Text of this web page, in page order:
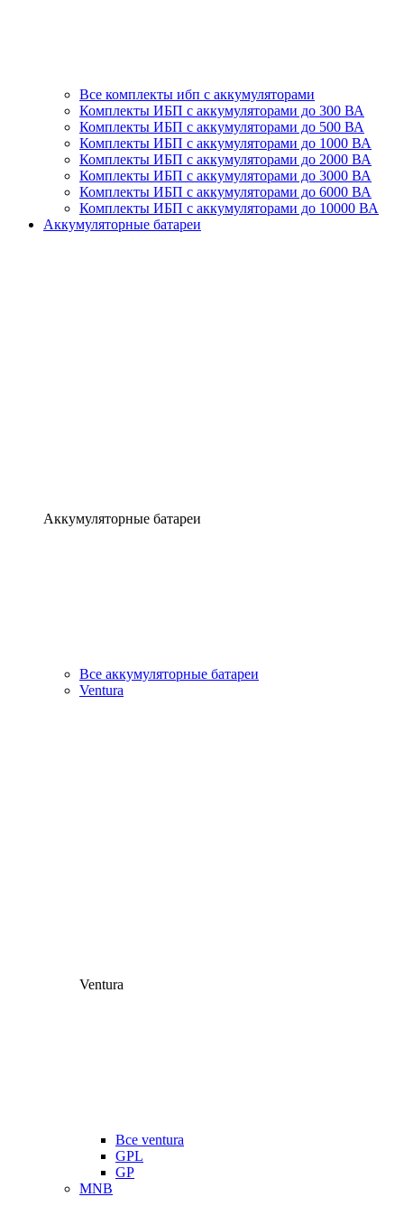
Все комплекты ибп с аккумуляторами
Комплекты ИБП с аккумуляторами до 300 ВА
Комплекты ИБП с аккумуляторами до 500 ВА
Комплекты ИБП с аккумуляторами до 1000 ВА
Комплекты ИБП с аккумуляторами до 2000 ВА
Комплекты ИБП с аккумуляторами до 3000 ВА
Комплекты ИБП с аккумуляторами до 6000 ВА
Комплекты ИБП с аккумуляторами до 10000 ВА
Аккумуляторные батареи
Аккумуляторные батареи
Все аккумуляторные батареи
Ventura
Ventura
Все ventura
GPL
GP
MNB